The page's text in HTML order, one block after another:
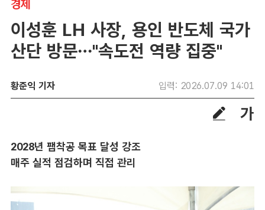
경제
이성훈 LH 사장, 용인 반도체 국가
산단 방문…"속도전 역량 집중"
황준익 기자 입력: 2026.07.09 14:01
2028년 팹착공 목표 달성 강조
매주 실적 점검하며 직접 관리